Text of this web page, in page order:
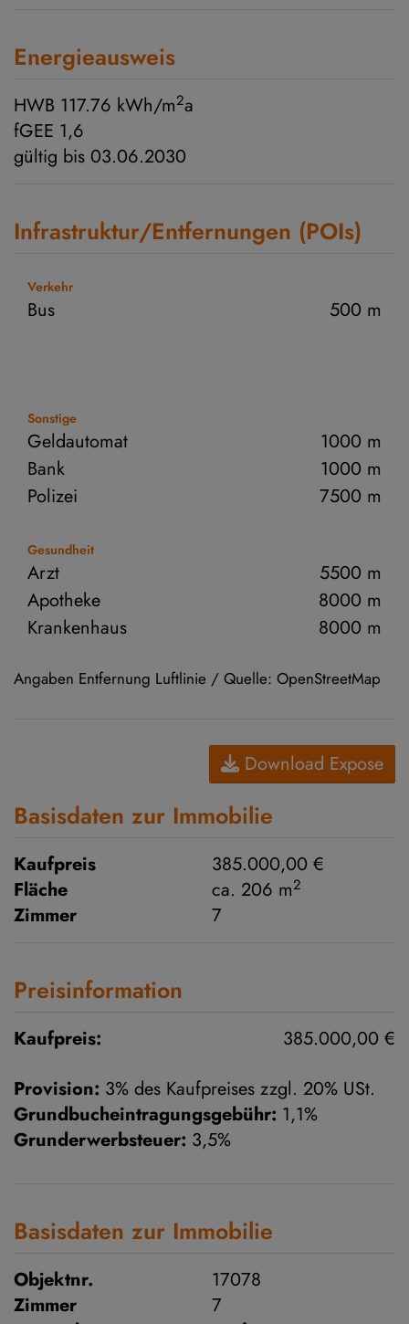
Energieausweis
HWB 117.76 kWh/m2a
fGEE 1,6
gültig bis 03.06.2030
Infrastruktur/Entfernungen (POIs)
Verkehr
Bus 500 m
Sonstige
Geldautomat
1000 m
Bank
1000 m
Polizei
7500 m
Gesundheit
Arzt
5500 m
Apotheke
8000 m
Krankenhaus
8000 m
Angaben Entfernung Luftlinie / Quelle: OpenStreetMap
Download Expose
Basisdaten zur Immobilie
Kaufpreis
385.000,00 €
Fläche
ca. 206 m2
Zimmer 7
Preisinformation
Kaufpreis:
385.000,00 €
Provision: 3% des Kaufpreises zzgl. 20% USt.
Grundbucheintragungsgebühr: 1,1%
Grunderwerbsteuer: 3,5%
Basisdaten zur Immobilie
Objektnr.
17078
Zimmer
7